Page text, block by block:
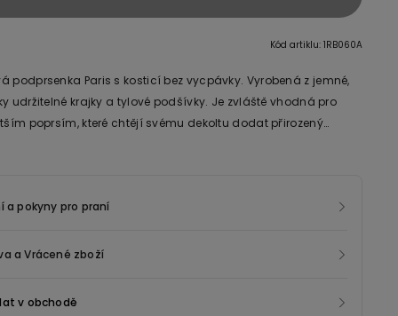
Kód artiklu: 1RB060A
podprsenka Paris s kosticí bez vycpávky. Vyrobená z jemné,
udržitelné krajky a tylové podšívky. Je zvláště vhodná pro
poprsím, které chtějí svému dekoltu dodat přirozený
jsou nastavitelná a zapínání je na dvojitý háček ve
vlákno na krajce v tomto produktu je vyrobeno ze 100%
a pokyny pro praní
a Vrácené zboží
v obchodě